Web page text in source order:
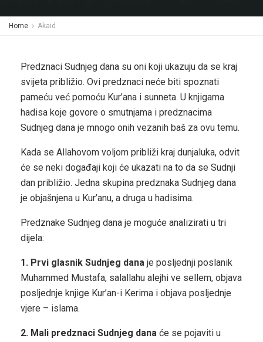
Home Akaid
Predznaci Sudnjeg dana su oni koji ukazuju da se kraj
svijeta približio. Ovi predznaci neće biti spoznati
pameću već pomoću Kur’ana i sunneta. U knjigama
hadisa koje govore o smutnjama i predznacima
Sudnjeg dana je mnogo onih vezanih baš za ovu temu.
Kada se Allahovom voljom približi kraj dunjaluka, odvit
će se neki događaji koji će ukazati na to da se Sudnji
dan približio. Jedna skupina predznaka Sudnjeg dana
je objašnjena u Kur’anu, a druga u hadisima.
Predznake Sudnjeg dana je moguće analizirati u tri
dijela:
1. Prvi glasnik Sudnjeg dana je posljednji poslanik
Muhammed Mustafa, salallahu alejhi ve sellem, objava
posljednje knjige Kur’an-i Kerima i objava posljednje
vjere – islama.
2. Mali predznaci Sudnjeg dana će se pojaviti u